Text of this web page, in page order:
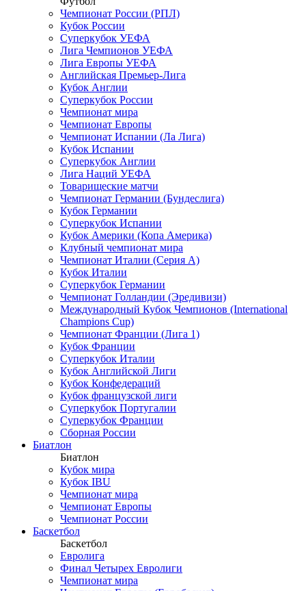
Чемпионат России (РПЛ)
Кубок России
Суперкубок УЕФА
Лига Чемпионов УЕФА
Лига Европы УЕФА
Английская Премьер-Лига
Кубок Англии
Суперкубок России
Чемпионат мира
Чемпионат Европы
Чемпионат Испании (Ла Лига)
Кубок Испании
Суперкубок Англии
Лига Наций УЕФА
Товарищеские матчи
Чемпионат Германии (Бундеслига)
Кубок Германии
Суперкубок Испании
Кубок Америки (Копа Америка)
Клубный чемпионат мира
Чемпионат Италии (Серия А)
Кубок Италии
Суперкубок Германии
Чемпионат Голландии (Эредивизи)
Международный Кубок Чемпионов (International
Champions Cup)
Чемпионат Франции (Лига 1)
Кубок Франции
Суперкубок Италии
Кубок Английской Лиги
Кубок Конфедераций
Кубок французской лиги
Суперкубок Португалии
Суперкубок Франции
Сборная России
Биатлон
Биатлон
Кубок мира
Кубок IBU
Чемпионат мира
Чемпионат Европы
Чемпионат России
Баскетбол
Баскетбол
Евролига
Финал Четырех Евролиги
Чемпионат мира